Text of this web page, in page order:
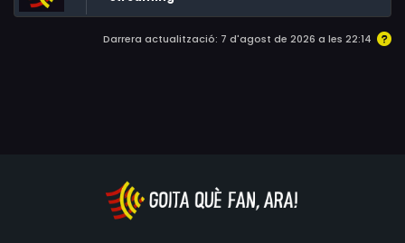
Darrera actualització: 7 d'agost de 2026 a les 22:14